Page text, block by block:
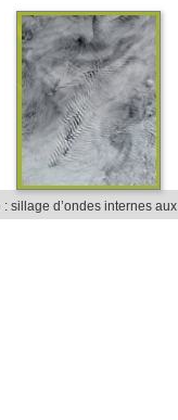
: sillage d’ondes internes